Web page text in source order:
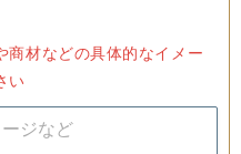
商材などの具体的なイメー
い